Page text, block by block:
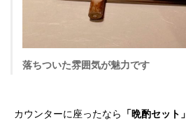
落ちついた雰囲気が魅力です
カウンターに座ったなら 「晩酌セット」